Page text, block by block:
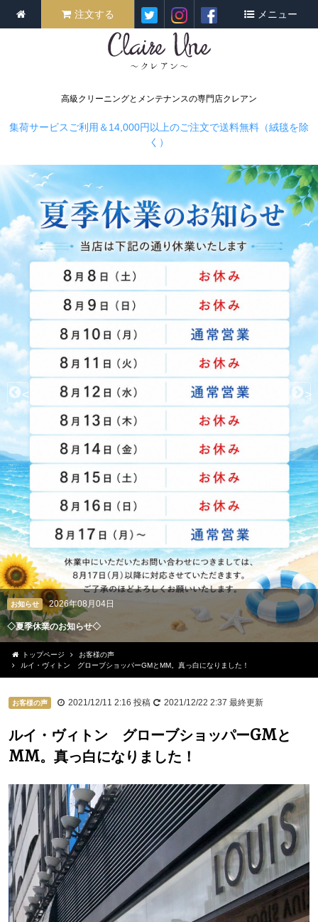
高級クリーニングとメンテナンスの専門店クレアン
注文する メニュー
集荷サービスご利用＆14,000円以上のご注文で送料無料（絨毯を除
く）
お知らせ 2026年08月04日
◇夏季休業のお知らせ◇
< >
トップページ
お客様の声
ルイ・ヴィトン グローブショッパーGMとMM。真っ白になりました！
お客様の声 2021/12/11 2:16 投稿 2021/12/22 2:37 最終更新
ルイ・ヴィトン グローブショッパーGMと
MM。真っ白になりました！